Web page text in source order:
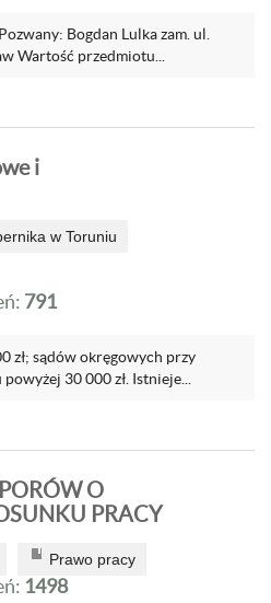
Bogdan Lulka zam. ul.
Wartość przedmiotu...
i
w Toruniu
791
zł; sądów okręgowych przy
30 000 zł. Istnieje...
O
PRACY
Prawo pracy
1498